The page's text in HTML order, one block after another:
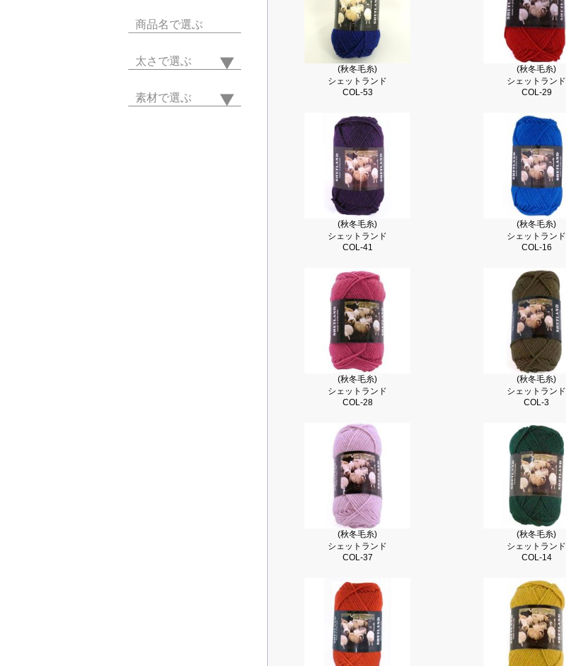
商品名で選ぶ
太さで選ぶ
素材で選ぶ
(秋冬毛糸)
シェットランド
COL-53
(秋冬毛糸)
シェットランド
COL-29
(秋冬毛糸)
シェットランド
COL-41
(秋冬毛糸)
シェットランド
COL-16
(秋冬毛糸)
シェットランド
COL-28
(秋冬毛糸)
シェットランド
COL-3
(秋冬毛糸)
シェットランド
COL-37
(秋冬毛糸)
シェットランド
COL-14